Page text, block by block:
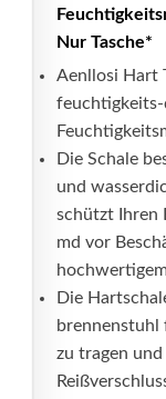
Nur Tasche*
Aenllosi Hart
Die Schale
und
schützt Ihren
md vor
Die
brennenstuhl
zu tragen